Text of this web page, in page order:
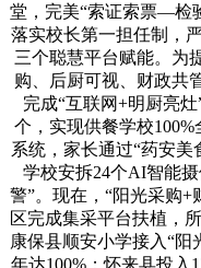
堂，完美“索证索票—检
落实校长第一担任制，
三个聪慧平台赋能。为
购、后厨可视、财政共
完成“互联网+明厨亮
个，实现供餐学校
系统，家长通过“药安美
学校安拆24个AI智能
警”。现在，“阳光采购+
区完成集采平台扶植，
康保县顺安小学接入“
年达100%；怀来县投入